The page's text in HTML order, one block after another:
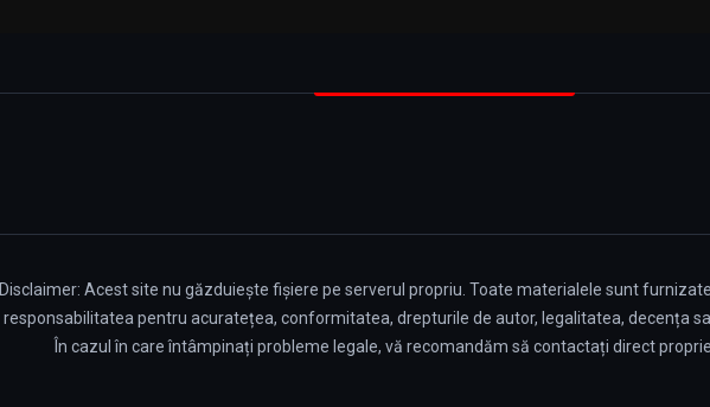
Disclaimer: Acest site nu găzduiește fișiere pe serverul propriu. Toate materialele sunt
responsabilitatea pentru acuratețea, conformitatea, drepturile de autor, legalitatea, decența
În cazul în care întâmpinați probleme legale, vă recomandăm să contactați direct